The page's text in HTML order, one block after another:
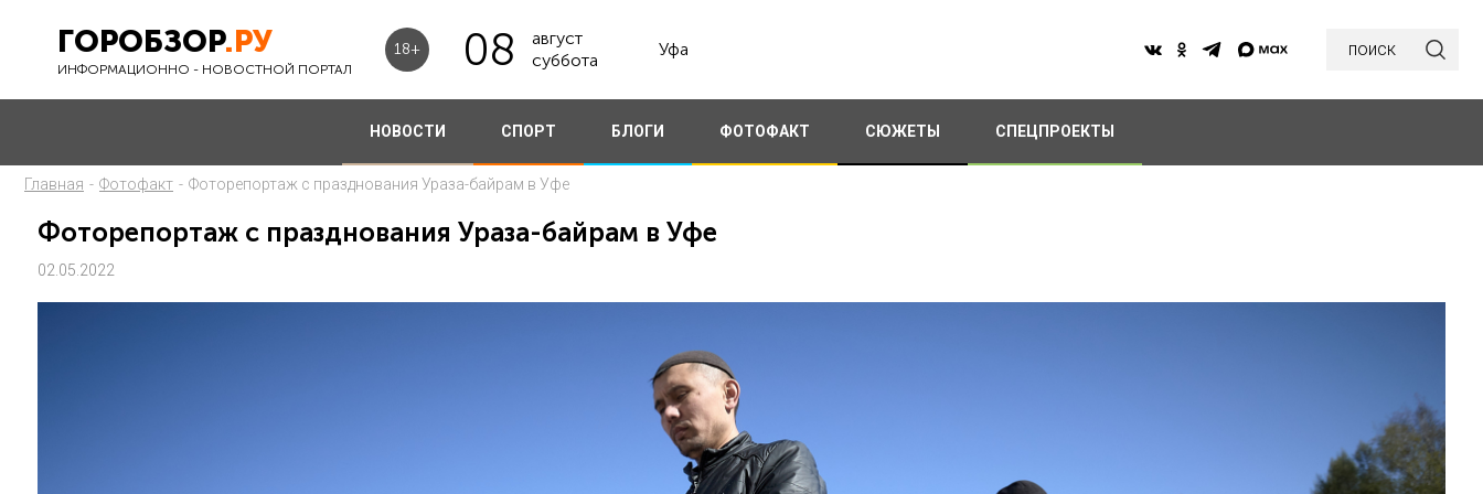
ГОРОБЗОР.РУ
ИНФОРМАЦИОННО - НОВОСТНОЙ ПОРТАЛ
18+ 08
август
суббота
Уфа поиск
НОВОСТИ СПОРТ БЛОГИ ФОТОФАКТ СЮЖЕТЫ СПЕЦПРОЕКТЫ
Главная - Фотофакт - Фоторепортаж с празднования Ураза-байрам в Уфе
Фоторепортаж с празднования Ураза-байрам в Уфе
02.05.2022